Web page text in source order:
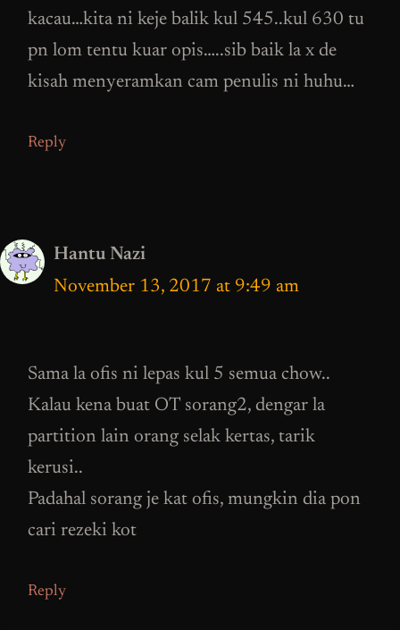
kacau…kita ni keje balik kul 545..kul 630 tu
pn lom tentu kuar opis…..sib baik la x de
kisah menyeramkan cam penulis ni huhu…
Reply
Hantu Nazi
November 13, 2017 at 9:49 am
Sama la ofis ni lepas kul 5 semua chow..
Kalau kena buat OT sorang2, dengar la
partition lain orang selak kertas, tarik
kerusi..
Padahal sorang je kat ofis, mungkin dia pon
cari rezeki kot
Reply